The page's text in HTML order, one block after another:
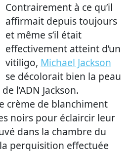
Contrairement à ce qu’il
affirmait depuis toujours
et même s’il était
effectivement atteint d’un
vitiligo, Michael Jackson
se décolorait bien la peau
l’ADN Jackson.
crème de blanchiment
noirs pour éclaircir leur
dans la chambre du
perquisition effectuée